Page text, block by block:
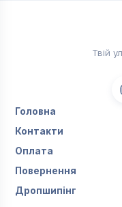
Твій
Головна
Контакти
Оплата
Повернення
Дропшипінг